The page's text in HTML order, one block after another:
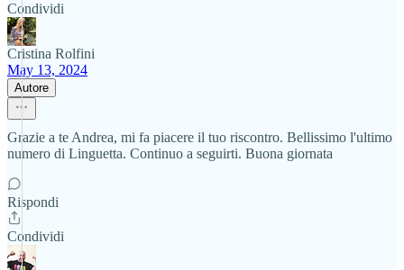
Condividi
Cristina Rolfini
May 13, 2024
Autore
Grazie a te Andrea, mi fa piacere il tuo riscontro. Bellissimo l'ultimo
numero di Linguetta. Continuo a seguirti. Buona giornata
Rispondi
Condividi